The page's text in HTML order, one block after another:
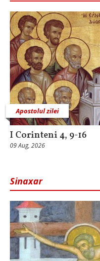
Apostolul zilei
I Corinteni 4, 9-16
09 Aug, 2026
Sinaxar